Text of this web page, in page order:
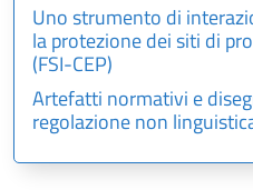
Uno strumento di
la protezione dei siti di
(FSI-CEP)
Artefatti normativi e
regolazione non